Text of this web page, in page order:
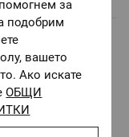
за
подобрим
вашето
Ако искате
ОБЩИ